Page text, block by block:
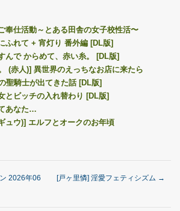
奉仕活動～とある田舎の女子校性活〜
ふれて + 宵灯り 番外編 [DL版]
んで からめて、赤い糸。 [DL版]
(赤人)] 異世界のえっちなお店に来たら
聖騎士が出てきた話 [DL版]
とビッチの入れ替わり [DL版]
あなた…
ュウ)] エルフとオークのお年頃
2026年06
[戸ヶ里憐] 淫愛フェティシズム →